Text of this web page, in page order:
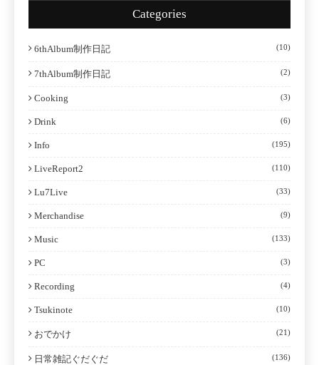
Categories
6thAlbum制作日記 (10)
7thAlbum制作日記 (2)
Cooking (3)
Drink (6)
Info (195)
LiveReport2 (110)
Lu7Live (33)
Merchandise (9)
Music (133)
PC (3)
Recording (4)
Tsukinote (10)
おでかけ (21)
日常雑記ぐだぐだ (136)